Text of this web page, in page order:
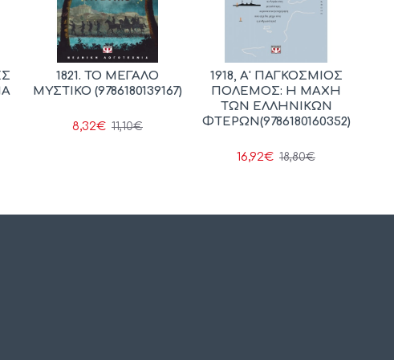
1821. ΤΟ ΜΕΓΑΛΟ
ΜΥΣΤΙΚΟ (9786180139167)
8,32€ 11,10€
1918, Α' ΠΑΓΚΟΣΜΙΟΣ
ΠΟΛΕΜΟΣ: Η ΜΑΧΗ
ΤΩΝ ΕΛΛΗΝΙΚΩΝ
ΦΤΕΡΩΝ(9786180160352)
16,92€ 18,80€